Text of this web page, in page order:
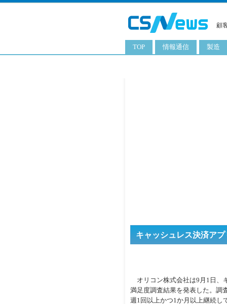
顧
TOP 情報通信 製造
キャッシュレス決済ア
オリコン株式会社は9月1日、
満足度調査結果を発表した。調
週1回以上かつ1か月以上継続し